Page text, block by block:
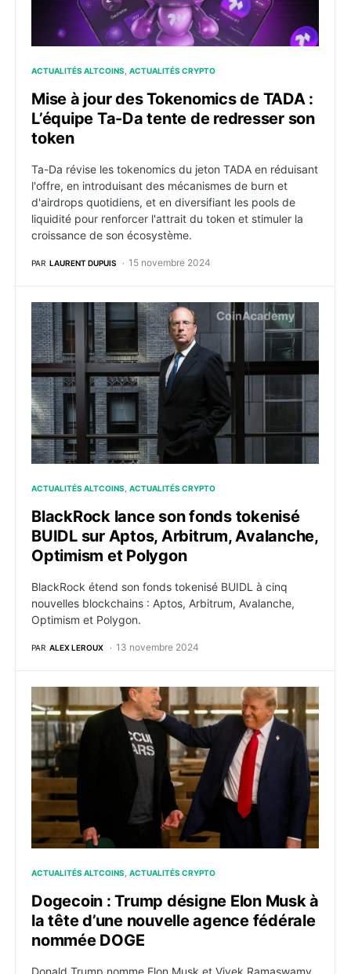
ACTUALITÉS ALTCOINS ACTUALITÉS CRYPTO
Mise à jour des Tokenomics de TADA :
L’équipe Ta-Da tente de redresser son
token
Ta-Da révise les tokenomics du jeton TADA en réduisant
l'offre, en introduisant des mécanismes de burn et
d'airdrops quotidiens, et en diversifiant les pools de
liquidité pour renforcer l'attrait du token et stimuler la
croissance de son écosystème.
PAR LAURENT DUPUIS 15 novembre 2024
BlackRock lance son fonds tokenisé BUIDL sur
ACTUALITÉS ALTCOINS ACTUALITÉS CRYPTO
BlackRock lance son fonds tokenisé
BUIDL sur Aptos, Arbitrum, Avalanche,
Optimism et Polygon
BlackRock étend son fonds tokenisé BUIDL à cinq
nouvelles blockchains : Aptos, Arbitrum, Avalanche,
Optimism et Polygon.
PAR ALEX LEROUX 13 novembre 2024
Dogecoin : Trump désigne Elon Musk à la tête
ACTUALITÉS ALTCOINS ACTUALITÉS CRYPTO
Dogecoin : Trump désigne Elon Musk à
la tête d’une nouvelle agence fédérale
nommée DOGE
Donald Trump nomme Elon Musk et Vivek Ramaswamy